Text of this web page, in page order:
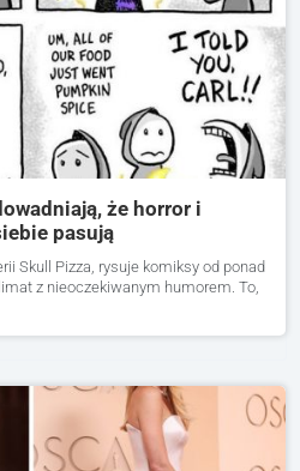
że horror i
pasują
Skull Pizza, rysuje komiksy od ponad
z nieoczekiwanym humorem. To,